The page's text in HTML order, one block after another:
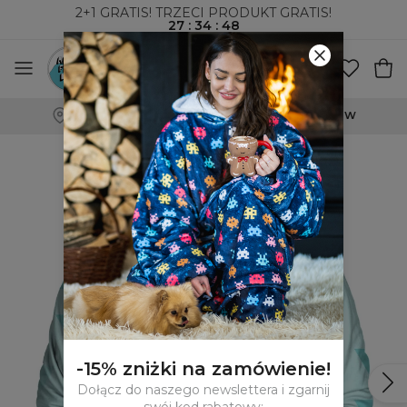
2+1 GRATIS! TRZECI PRODUKT GRATIS!
27 :34 :47
WYSYŁKA ZA POBRANIEM I DO PACZKOMATÓW
-15% zniżki na zamówienie!
Dołącz do naszego newslettera i zgarnij